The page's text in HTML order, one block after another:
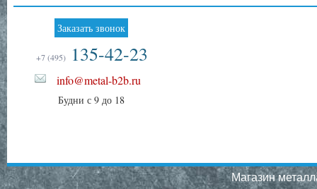
Заказать звонок
+7 (495) 135-42-23
info@metal-b2b.ru
Будни с 9 до 18
Магазин